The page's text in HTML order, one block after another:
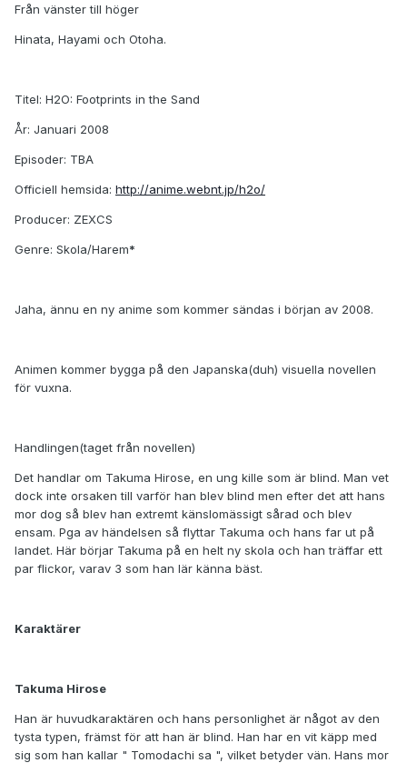
Från vänster till höger
Hinata, Hayami och Otoha.
Titel: H2O: Footprints in the Sand
År: Januari 2008
Episoder: TBA
Officiell hemsida: http://anime.webnt.jp/h2o/
Producer: ZEXCS
Genre: Skola/Harem*
Jaha, ännu en ny anime som kommer sändas i början av 2008.
Animen kommer bygga på den Japanska(duh) visuella novellen
för vuxna.
Handlingen(taget från novellen)
Det handlar om Takuma Hirose, en ung kille som är blind. Man vet
dock inte orsaken till varför han blev blind men efter det att hans
mor dog så blev han extremt känslomässigt sårad och blev
ensam. Pga av händelsen så flyttar Takuma och hans far ut på
landet. Här börjar Takuma på en helt ny skola och han träffar ett
par flickor, varav 3 som han lär känna bäst.
Karaktärer
Takuma Hirose
Han är huvudkaraktären och hans personlighet är något av den
tysta typen, främst för att han är blind. Han har en vit käpp med
sig som han kallar " Tomodachi sa ", vilket betyder vän. Hans mor